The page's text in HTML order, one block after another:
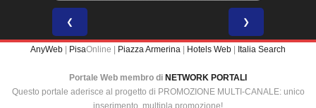
❮ ❯
AnyWeb PisaOnline | Piazza Armerina Hotels Web Italia Search
Portale Web membro di NETWORK PORTALI
Questo portale aderisce al progetto di PROMOZIONE MULTI-CANALE: unico
inserimento, multipla promozione!